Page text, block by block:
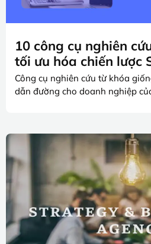
10 công cụ nghiên
tối ưu hóa chiến lược
Công cụ nghiên cứu từ khóa
dẫn đường cho doanh nghiệp